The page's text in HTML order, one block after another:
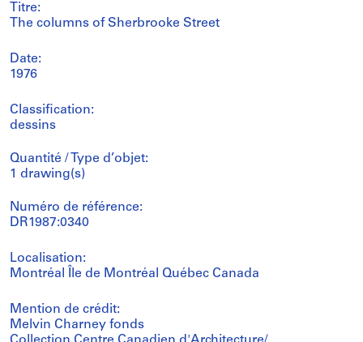
Titre:
The columns of Sherbrooke Street
Date:
1976
Classification:
dessins
Quantité / Type d’objet:
1 drawing(s)
Numéro de référence:
DR1987:0340
Localisation:
Montréal Île de Montréal Québec Canada
Mention de crédit:
Melvin Charney fonds